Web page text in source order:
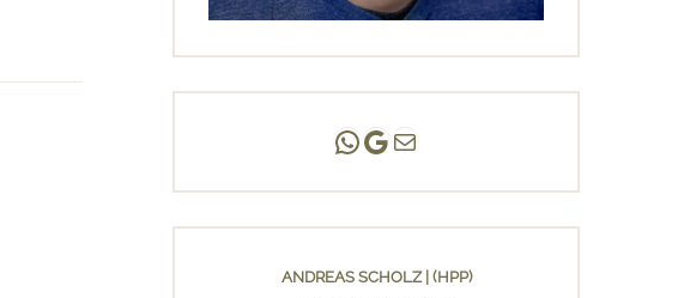
Andreas Scholz | (HPP)
Praxis Adlershof
E-Mail an mich ...
ANDREAS SCHOLZ | (HPP)